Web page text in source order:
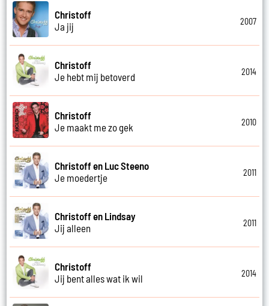
Christoff
Ja jij
2007
Christoff
Je hebt mij betoverd
2014
Christoff
Je maakt me zo gek
2010
Christoff en Luc Steeno
Je moedertje
2011
Christoff en Lindsay
Jij alleen
2011
Christoff
Jij bent alles wat ik wil
2014